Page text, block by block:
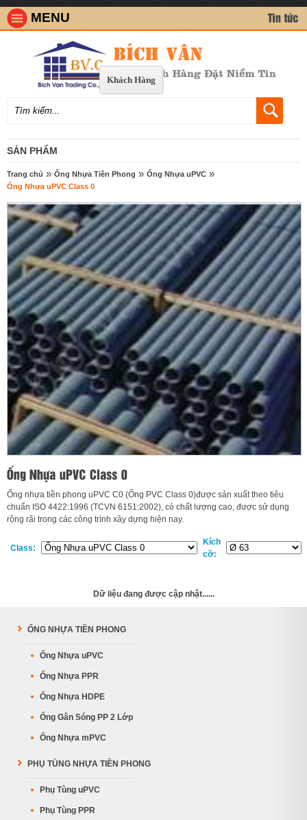
MENU
Khách Hàng
SẢN PHẨM
Trang chủ » Ống Nhựa Tiền Phong » Ống Nhựa uPVC »
Ống Nhựa uPVC Class 0
Ống nhựa tiền phong uPVC C0 (Ống PVC Class 0)được sản xuất theo tiêu
chuẩn ISO 4422:1996 (TCVN 6151:2002), có chất lượng cao, được sử dụng
rộng rãi trong các công trình xây dựng hiện nay.
Class:
Kích
cỡ:
Dữ liệu đang được cập nhật......
ỐNG NHỰA TIỀN PHONG
Ống Nhựa uPVC
Ống Nhựa PPR
Ống Nhựa HDPE
Ống Gân Sóng PP 2 Lớp
Ống Nhựa mPVC
PHỤ TÙNG NHỰA TIỀN PHONG
Phụ Tùng uPVC
Phụ Tùng PPR